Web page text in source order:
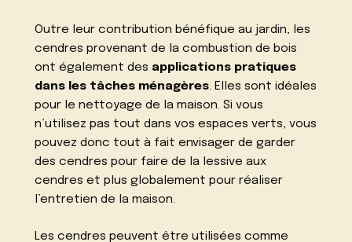
Outre leur contribution bénéfique au jardin, les
cendres provenant de la combustion de bois
ont également des applications pratiques
dans les tâches ménagères. Elles sont idéales
pour le nettoyage de la maison. Si vous
n’utilisez pas tout dans vos espaces verts, vous
pouvez donc tout à fait envisager de garder
des cendres pour faire de la lessive aux
cendres et plus globalement pourréaliser
l’entretien de la maison.
Les cendres peuvent être utilisées comme